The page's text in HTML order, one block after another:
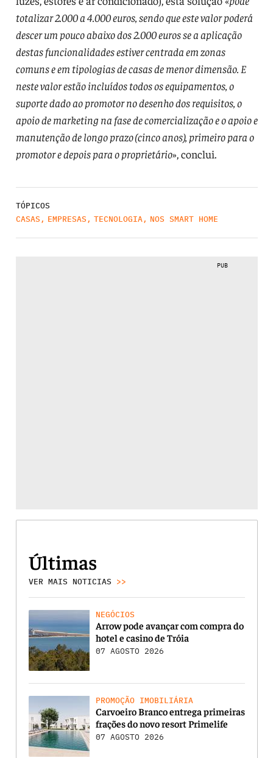
totalizar 2.000 a 4.000 euros, sendo que este valor poderá
descer um pouco abaixo dos 2.000 euros se a aplicação
destas funcionalidades estiver centrada em zonas
comuns e em tipologias de casas de menor dimensão. E
neste valor estão incluídos todos os equipamentos, o
suporte dado ao promotor no desenho dos requisitos, o
apoio de marketing na fase de comercialização e o apoio e
manutenção de longo prazo (cinco anos), primeiro para o
promotor e depois para o proprietário», conclui.
TÓPICOS
CASAS , EMPRESAS , TECNOLOGIA, NOS SMART HOME
PUB
Últimas
VER MAIS NOTICIAS >>
NEGÓCIOS
Arrow pode avançar com compra do
hotel e casino de Tróia
07 AGOSTO 2026
PROMOÇÃO IMOBILIÁRIA
Carvoeiro Branco entrega primeiras
frações do novo resort Primelife
07 AGOSTO 2026